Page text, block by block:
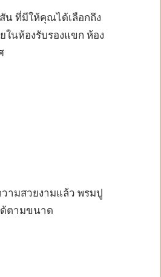
น ที่มีให้คุณได้เลือกถึง
นห้องรับรองแขก ห้อง
ามสวยงามแล้ว พรมปู
ตามขนาด